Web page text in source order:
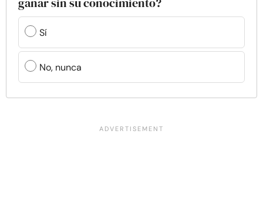
Sí
No, nunca